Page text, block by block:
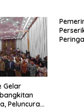
Gelar
Peluncuran